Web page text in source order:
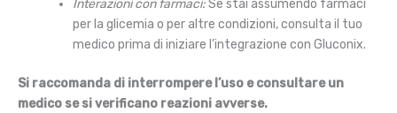
Interazioni con farmaci:Se stai assumendo farmaci
per la glicemia o per altre condizioni, consulta il tuo
medico prima di iniziare l’integrazione con Gluconix.
Si raccomanda di interrompere l’uso e consultare un
medico se si verificano reazioni avverse.